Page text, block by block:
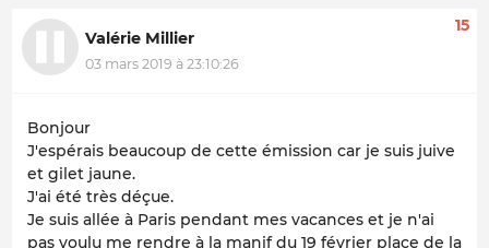
Valérie Millier
03 mars 2019 à 23:10:26
15
Bonjour
J'espérais beaucoup de cette émission car je suis juive
et gilet jaune.
J'ai été très déçue.
Je suis allée à Paris pendant mes vacances et je n'ai
pas voulu me rendre à la manif du 19 février place de la